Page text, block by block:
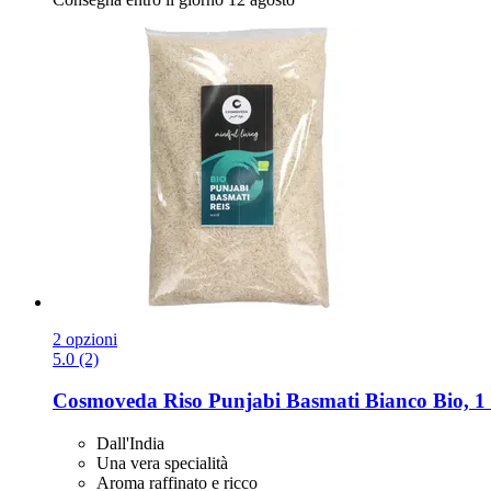
2 opzioni
5.0 (2)
Cosmoveda Riso Punjabi Basmati Bianco Bio, 1
Dall'India
Una vera specialità
Aroma raffinato e ricco